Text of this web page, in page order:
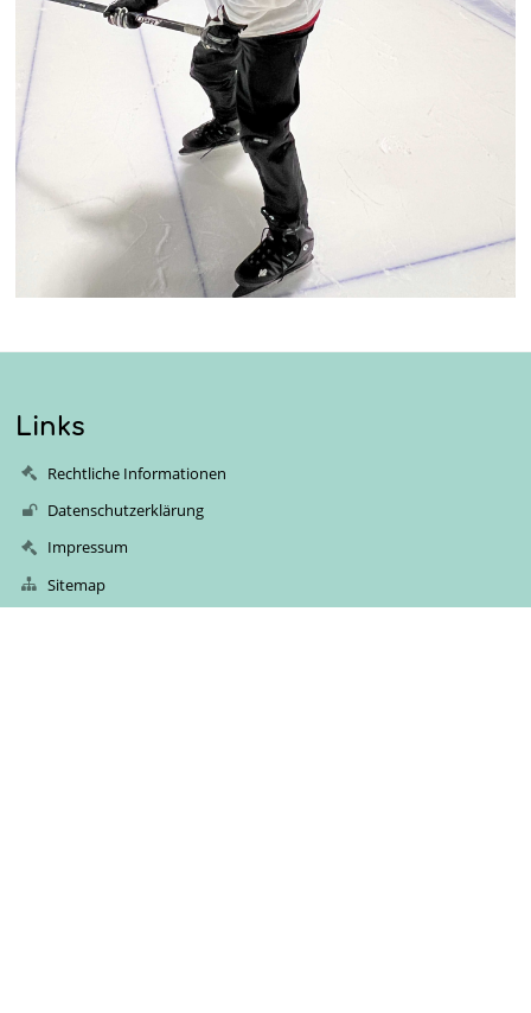
Links
Rechtliche Informationen
Datenschutzerklärung
Impressum
Sitemap